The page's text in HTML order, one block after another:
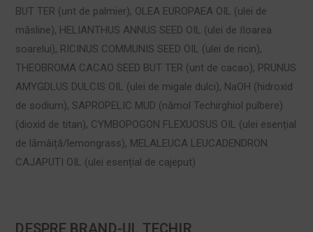
BUT TER (unt de palmier), OLEA EUROPAEA OIL (ulei de
măsline), HELIANTHUS ANNUS SEED OIL (ulei de ﬂoarea
soarelui), RICINUS COMMUNIS SEED OIL (ulei de ricin),
THEOBROMA CACAO SEED BUT TER (unt de cacao), PRUNUS
AMYGDLUS DULCIS OIL (ulei de migale dulci), NaOH (hidroxid
de sodium), SAPROPELIC MUD (nămol Techirghiol pulbere)
(dioxid de titan), CYMBOPOGON FLEXUOSUS OIL (ulei esențial
de lămâiță/lemongrass), MELALEUCA LEUCADENDRON
CAJAPUTI OIL (ulei esențial de cajeput)